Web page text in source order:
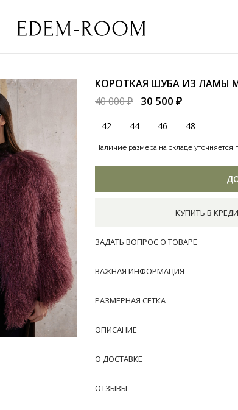
КОРОТКАЯ ШУБА ИЗ ЛАМЫ
40 000 ₽
30 500 ₽
42 44 46 48
Наличие размера на складе уточняется
КУПИТЬ В
ЗАДАТЬ ВОПРОС О ТОВАРЕ
ВАЖНАЯ ИНФОРМАЦИЯ
РАЗМЕРНАЯ СЕТКА
ОПИСАНИЕ
О ДОСТАВКЕ
ОТЗЫВЫ